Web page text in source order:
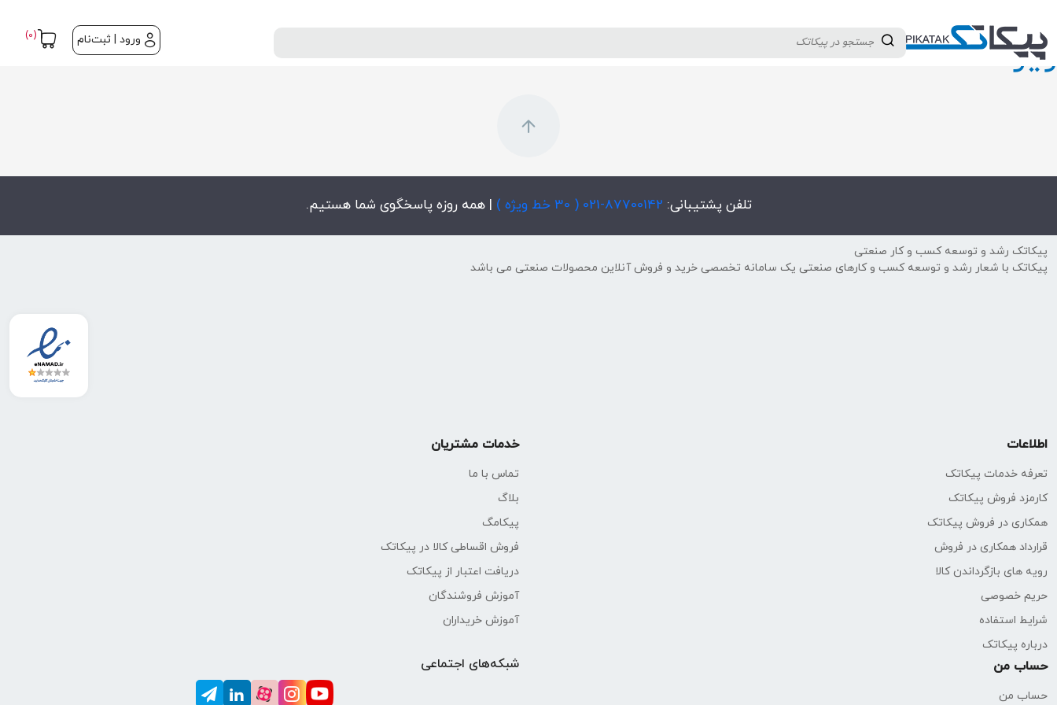
ورود | ثبت‌نام (0) ویرا
تلفن پشتیبانی: 87700142-021 ( 30 خط ویژه ) | همه روزه پاسخگوی شما هستیم.
پیکاتک رشد و توسعه کسب و کار صنعتی
پیکاتک با شعار رشد و توسعه کسب و کارهای صنعتی یک سامانه تخصصی خرید و فروش آنلاین محصولات صنعتی می باشد
اطلاعات
تعرفه خدمات پیکاتک
کارمزد فروش پیکاتک
همکاری در فروش پیکاتک
قرارداد همکاری در فروش
رویه های بازگرداندن کالا
حریم خصوصی
شرایط استفاده
درباره پیکاتک
خدمات مشتریان
تماس با ما
بلاگ
پیکامگ
فروش اقساطی کالا در پیکاتک
دریافت اعتبار از پیکاتک
آموزش فروشندگان
آموزش خریداران
حساب من
حساب من
شبکه‌های اجتماعی